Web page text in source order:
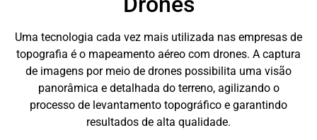
Uma tecnologia cada vez mais utilizada nas empresas de
topografia é o mapeamento aéreo com drones. A captura
de imagens por meio de drones possibilita uma visão
panorâmica e detalhada do terreno, agilizando o
processo de levantamento topográfico e garantindo
resultados de alta qualidade.